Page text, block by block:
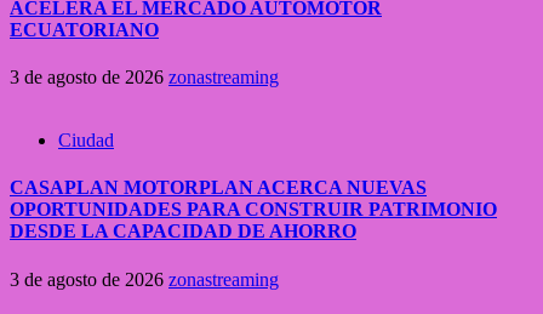
ACELERA EL MERCADO AUTOMOTOR
ECUATORIANO
3 de agosto de 2026 zonastreaming
Ciudad
CASAPLAN MOTORPLAN ACERCA NUEVAS
OPORTUNIDADES PARA CONSTRUIR PATRIMONIO
DESDE LA CAPACIDAD DE AHORRO
3 de agosto de 2026 zonastreaming